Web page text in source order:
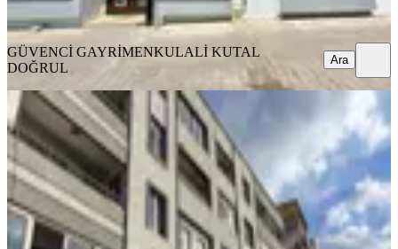
Ara
GÜVENCİ GAYRİMENKULALİ KUTAL
DOĞRUL
Ara
BALKONLU
Bergama Atatürk Bulvarı Cadde Üstü
3+1 Daire
Bergama, Bahçelievler Mahallesi
3+1
120 m² ·3. Kat· 05.08.2026
3.000.000 ₺